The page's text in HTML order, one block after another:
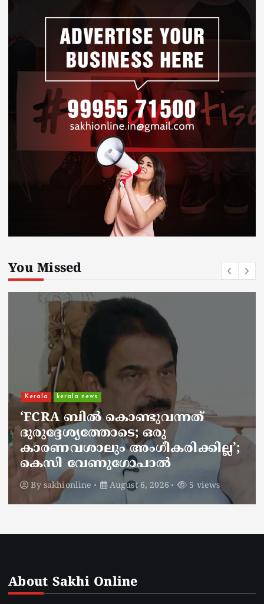
You Missed
kerala news
ചാലിശേരിയില്‍ സര്‍ക്കാര്‍
ജനകീയ ആരോഗ്യകേന്ദ്രത്തില്‍
നഴ്സിന് അണലിയുടെ കടിയേറ്റു;
അണലിയുടെ കടിയേറ്റത്
ഡ്യൂട്ടിക്കിടെ
By sakhionline August 6, 2026 4 views
About Sakhi Online